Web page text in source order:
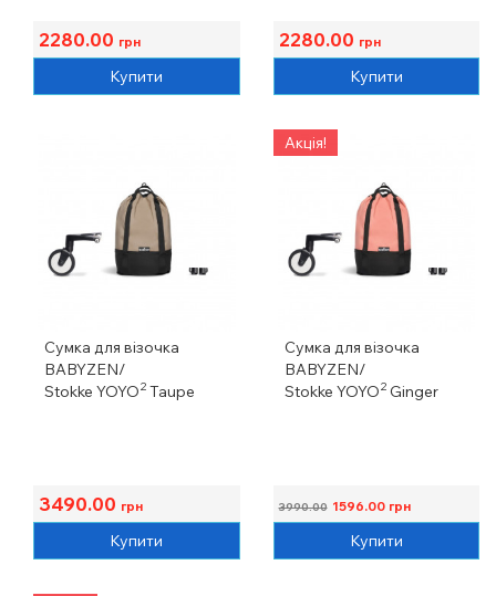
2280.00 грн
Купити
2280.00 грн
Купити
Сумка для візочка
BABYZEN/
Stokke YOYO2 Taupe
3490.00 грн
Купити
Акція!
Сумка для візочка
BABYZEN/
Stokke YOYO2Ginger
3990.00 1596.00грн
Купити